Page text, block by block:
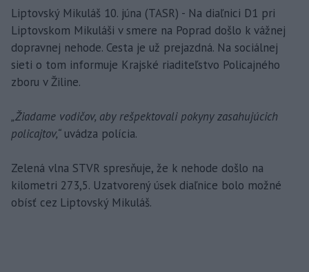
Liptovský Mikuláš 10. júna (TASR) - Na diaľnici D1 pri
Liptovskom Mikuláši v smere na Poprad došlo k vážnej
dopravnej nehode. Cesta je už prejazdná. Na sociálnej
sieti o tom informuje Krajské riaditeľstvo Policajného
zboru v Žiline.
„Žiadame vodičov, aby rešpektovali pokyny zasahujúcich
policajtov,“ uvádza polícia.
Zelená vlna STVR spresňuje, že k nehode došlo na
kilometri 273,5. Uzatvorený úsek diaľnice bolo možné
obísť cez Liptovský Mikuláš.